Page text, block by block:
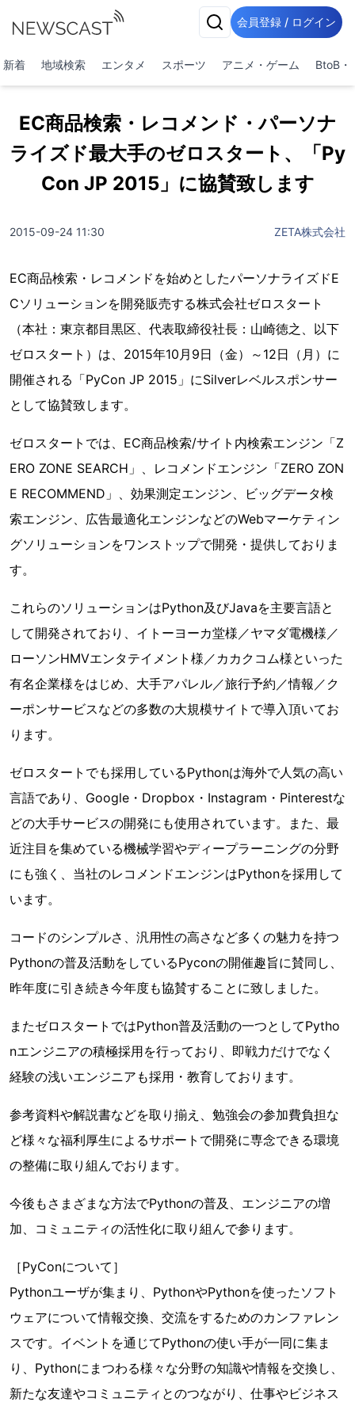
会員登録 / ログイン
新着 地域検索 エンタメ スポーツ アニメ・ゲーム BtoB・
EC商品検索・レコメンド・パーソナ
ライズド最大手のゼロスタート、「Py
Con JP 2015」に協賛致します
2015-09-24 11:30 ZETA株式会社
EC商品検索・レコメンドを始めとしたパーソナライズドE
Cソリューションを開発販売する株式会社ゼロスタート
（本社：東京都目黒区、代表取締役社長：山崎徳之、以下
ゼロスタート）は、2015年10月9日（金）～12日（月）に
開催される「PyCon JP 2015」にSilverレベルスポンサー
として協賛致します。
ゼロスタートでは、EC商品検索/サイト内検索エンジン「Z
ERO ZONE SEARCH」、レコメンドエンジン「ZERO ZON
E RECOMMEND」、効果測定エンジン、ビッグデータ検
索エンジン、広告最適化エンジンなどのWebマーケティン
グソリューションをワンストップで開発・提供しておりま
す。
これらのソリューションはPython及びJavaを主要言語と
して開発されており、イトーヨーカ堂様／ヤマダ電機様／
ローソンHMVエンタテイメント様／カカクコム様といった
有名企業様をはじめ、大手アパレル／旅行予約／情報／ク
ーポンサービスなどの多数の大規模サイトで導入頂いてお
ります。
ゼロスタートでも採用しているPythonは海外で人気の高い
言語であり、Google・Dropbox・Instagram・Pinterestな
どの大手サービスの開発にも使用されています。また、最
近注目を集めている機械学習やディープラーニングの分野
にも強く、当社のレコメンドエンジンはPythonを採用して
います。
コードのシンプルさ、汎用性の高さなど多くの魅力を持つ
Pythonの普及活動をしているPyconの開催趣旨に賛同し、
昨年度に引き続き今年度も協賛することに致しました。
またゼロスタートではPython普及活動の一つとしてPytho
nエンジニアの積極採用を行っており、即戦力だけでなく
経験の浅いエンジニアも採用・教育しております。
参考資料や解説書などを取り揃え、勉強会の参加費負担な
ど様々な福利厚生によるサポートで開発に専念できる環境
の整備に取り組んでおります。
今後もさまざまな方法でPythonの普及、エンジニアの増
加、コミュニティの活性化に取り組んで参ります。
［PyConについて］
Pythonユーザが集まり、PythonやPythonを使ったソフト
ウェアについて情報交換、交流をするためのカンファレン
スです。イベントを通じてPythonの使い手が一同に集ま
り、Pythonにまつわる様々な分野の知識や情報を交換し、
新たな友達やコミュニティとのつながり、仕事やビジネス